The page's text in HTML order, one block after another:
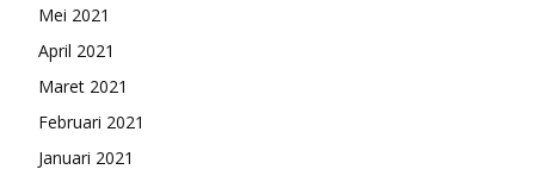
Mei 2021
April 2021
Maret 2021
Februari 2021
Januari 2021